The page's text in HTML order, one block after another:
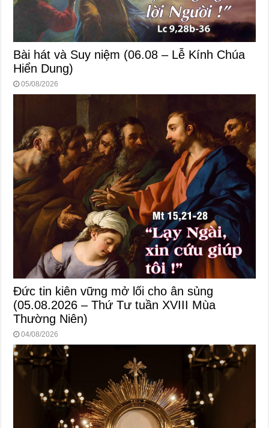
Bài hát và Suy niệm (06.08 – Lễ Kính Chúa
Hiển Dung)
05/08/2026
Đức tin kiên vững mở lối cho ân sủng
(05.08.2026 – Thứ Tư tuần XVIII Mùa
Thường Niên)
04/08/2026